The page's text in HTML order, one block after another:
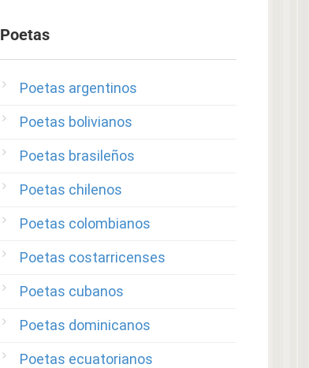
Poetas
Poetas argentinos
Poetas bolivianos
Poetas brasileños
Poetas chilenos
Poetas colombianos
Poetas costarricenses
Poetas cubanos
Poetas dominicanos
Poetas ecuatorianos